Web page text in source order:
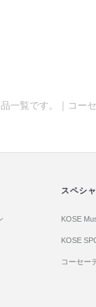
一覧です。｜コ
スペシ
KOSE
KOSE
コーセー